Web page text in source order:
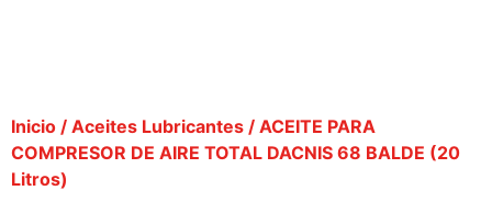
Inicio / Aceites Lubricantes / ACEITE PARA
COMPRESOR DE AIRE TOTAL DACNIS 68 BALDE (20
Litros)